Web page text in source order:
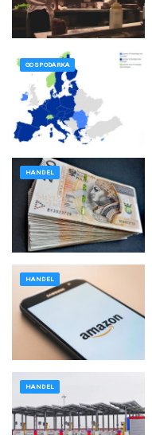
GOSPODARKA
HANDEL
HANDEL
HANDEL